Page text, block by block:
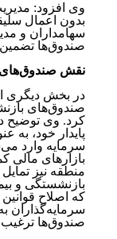
وی افزود:
بدون اعمال
سهامداران و
صندوق‌ها
نقش صندوق‌های
در بخش دیگری
صندوق‌های
کرد. وی توضیح
پایدار خود، به
سرمایه وارد
بازارهای مالی
منطقه نیز
بازنشستگی و
که اصلاح
سرمایه‌گذاران
صندوق‌ها